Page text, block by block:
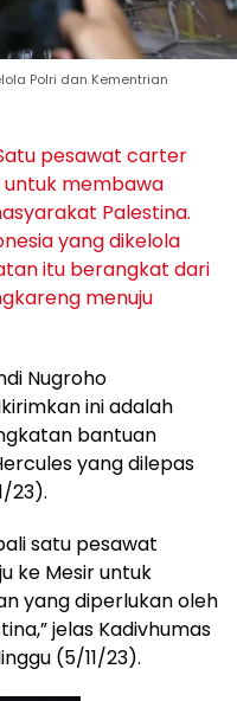
Polri dan Kementrian
pesawat carter
untuk membawa
Palestina.
yang dikelola
itu berangkat dari
menuju
Nugroho
ini adalah
bantuan
yang dilepas
23).
satu pesawat
ke Mesir untuk
yang diperlukan oleh
jelas Kadivhumas
(5/11/23).